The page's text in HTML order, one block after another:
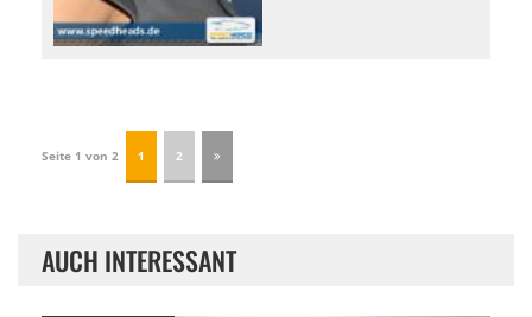
Seite 1 von 2 1 2
AUCH INTERESSANT